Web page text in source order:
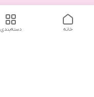
دسته‌بندی خانه